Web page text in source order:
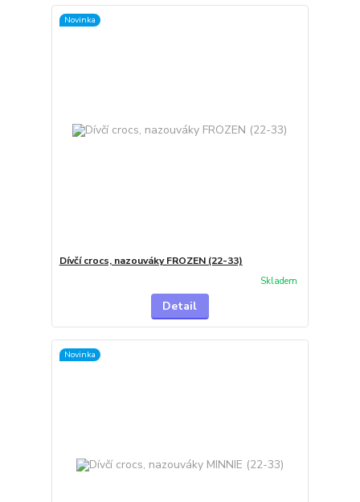
Novinka
Dívčí crocs, nazouváky FROZEN (22-33)
Skladem
Detail
Novinka